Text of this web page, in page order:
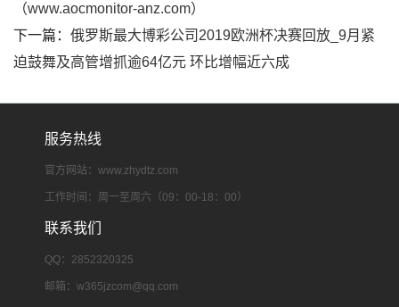
（www.aocmonitor-anz.com）
下一篇： 俄罗斯最大博彩公司2019欧洲杯决赛回放_9月紧
迫鼓舞及高管增抓逾64亿元 环比增幅近六成
服务热线
官方网站：www.zhydtz.com
工作时间：周一至周六（09：00-18：00）
联系我们
QQ：2852320325
邮箱： w365jzcom@qq.com